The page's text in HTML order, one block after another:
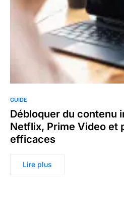
GUIDE
Débloquer du contenu
Netflix, Prime Video et
efficaces
Lire plus